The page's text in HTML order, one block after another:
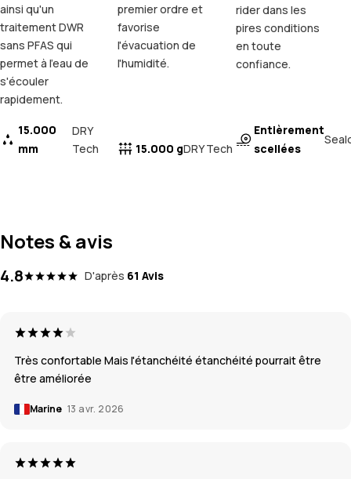
ainsi qu'un
traitement DWR
sans PFAS qui
permet à l'eau de
s'écouler
rapidement.
15.000
mm
DRY
Tech
premier ordre et
favorise
l'évacuation de
l'humidité.
15.000 gDRY Tech
rider dans les
pires conditions
en toute
confiance.
Entièrement
scellées
Notes & avis
4.8 D'après 61 Avis
Très confortable Mais l'étanchéité étanchéité pourrait être
être améliorée
Marine 13 avr. 2026